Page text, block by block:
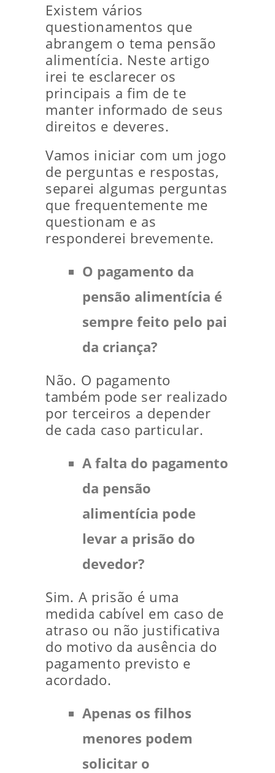
Existem vários
questionamentos que
abrangem o tema pensão
alimentícia. Neste artigo
irei te esclarecer os
principais a fim de te
manter informado de seus
direitos e deveres.
Vamos iniciar com um jogo
de perguntas e respostas,
separei algumas perguntas
que frequentemente me
questionam e as
responderei brevemente.
O pagamento da
pensão alimentícia é
sempre feito pelo pai
da criança?
Não. O pagamento
também pode ser realizado
por terceiros a depender
de cada caso particular.
A falta do pagamento
da pensão
alimentícia pode
levar a prisão do
devedor?
Sim. A prisão é uma
medida cabível em caso de
atraso ou não justificativa
do motivo da ausência do
pagamento previsto e
acordado.
Apenas os filhos
menores podem
solicitar o